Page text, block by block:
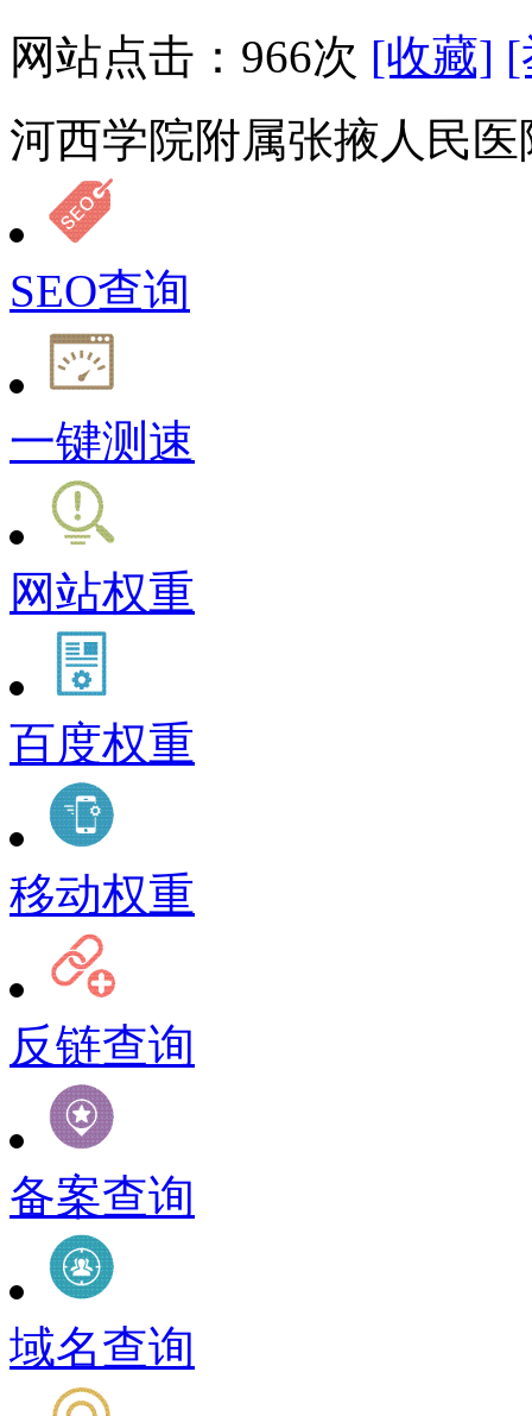
网站点击： 966次 [收藏] [
河西学院附属张掖人民医
SEO查询
一键测速
网站权重
百度权重
移动权重
反链查询
备案查询
域名查询